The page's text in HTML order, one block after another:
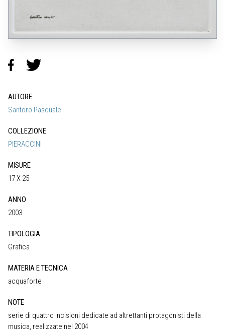
AUTORE
Santoro Pasquale
COLLEZIONE
PIERACCINI
MISURE
17 X 25
ANNO
2003
TIPOLOGIA
Grafica
MATERIA E TECNICA
acquaforte
NOTE
serie di quattro incisioni dedicate ad altrettanti protagonisti della
musica, realizzate nel 2004